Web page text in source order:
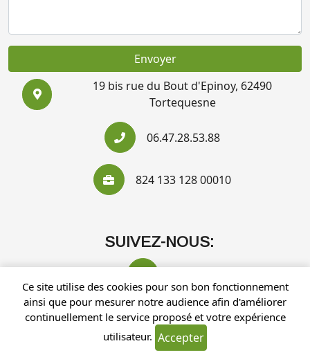
Envoyer
19 bis rue du Bout d'Epinoy, 62490
Tortequesne
06.47.28.53.88
824 133 128 00010
SUIVEZ-NOUS:
Recherches fréquentes
Ce site utilise des cookies pour son bon fonctionnement
ainsi que pour mesurer notre audience afin d'améliorer
continuellement le service proposé et votre expérience
utilisateur. Accepter